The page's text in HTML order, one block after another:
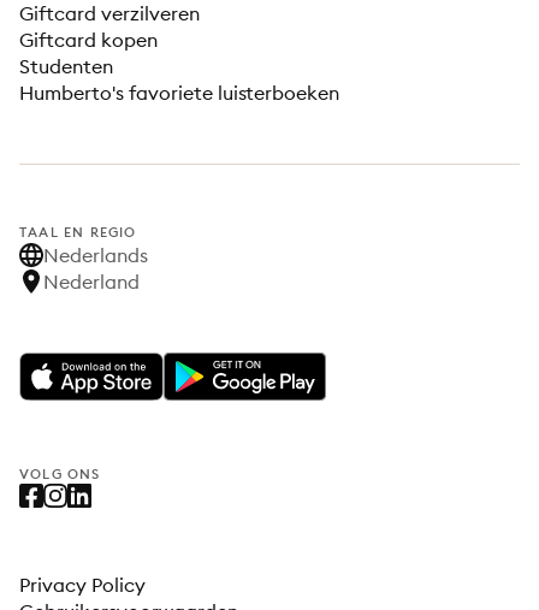
Giftcard verzilveren
Giftcard kopen
Studenten
Humberto's favoriete luisterboeken
TAAL EN REGIO
Nederlands
Nederland
VOLG ONS
Privacy Policy